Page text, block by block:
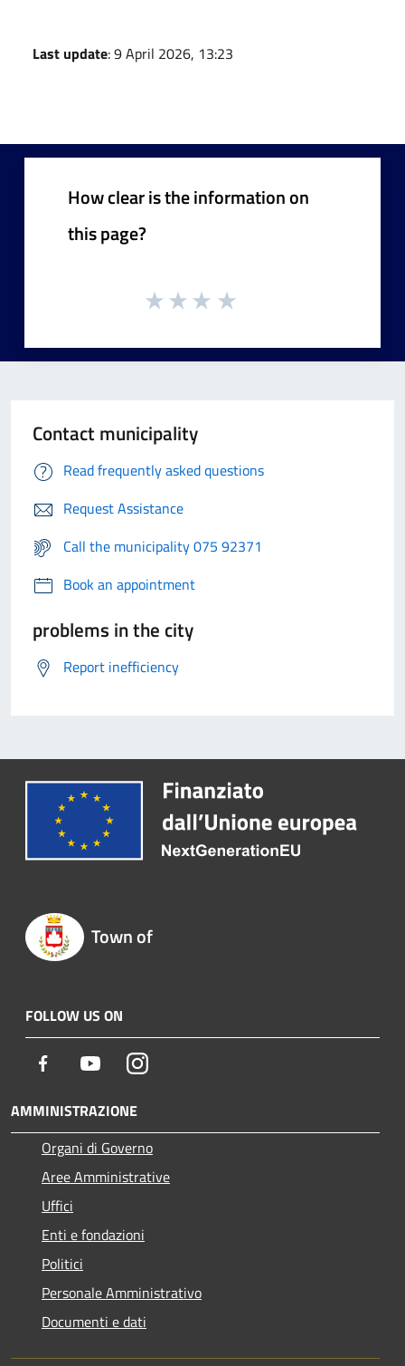
Last update: 9 April 2026, 13:23
How clear is the information on
this page?
Contact municipality
Read frequently asked questions
Request Assistance
Call the municipality 075 92371
Book an appointment
problems in the city
Report inefficiency
Town of
FOLLOW US ON
Facebook YoutubeInstagram
AMMINISTRAZIONE
Organi di Governo
Aree Amministrative
Uffici
Enti e fondazioni
Politici
Personale Amministrativo
Documenti e dati